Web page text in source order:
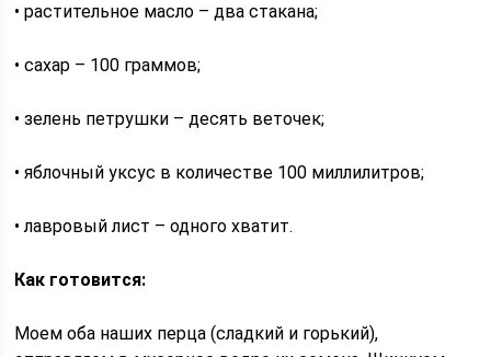
• растительное масло – два стакана;
• сахар – 100 граммов;
• зелень петрушки – десять веточек;
• яблочный уксус в количестве 100 миллилитров;
• лавровый лист – одного хватит.
Как готовится:
Моем оба наших перца (сладкий и горький),